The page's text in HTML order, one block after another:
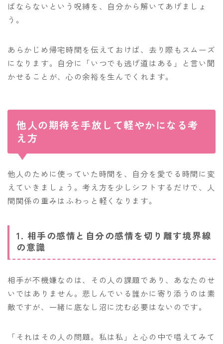
ばならないという呪縛を、自分から解いてあげましょ
う。
あらかじめ帰宅時間を伝えておけば、去り際もスムーズ
になります。自分に「いつでも逃げ道はある」と言い聞
かせることが、心の余裕を生んでくれます。
他人の期待を手放して軽やかになる考
え方
他人のために使っていた時間を、自分を愛でる時間に変
えていきましょう。考え方を少しシフトするだけで、人
間関係の重みはふわっと軽くなります。
1. 相手の感情と自分の感情を切り離す境界線
の意識
相手が不機嫌なのは、その人の課題であり、あなたのせ
いではありません。悲しんでいる誰かに寄り添うのは素
敵ですが、一緒に底なし沼に沈む必要はないのです。
「それはその人の問題。私は私」と心の中で唱えてみて